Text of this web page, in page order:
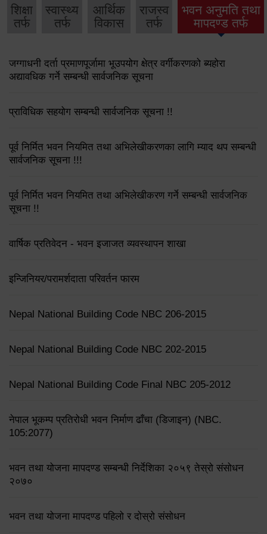
शिक्षा
तर्फ
स्वास्थ्य
तर्फ
आर्थिक
विकास
राजस्व
तर्फ
भवन अनुमति तथा
मापदण्ड तर्फ
जग्गाधनी दर्ता प्रमाणपूर्जामा भूउपयोग क्षेत्र वर्गीकरणको ब्यहोरा
अद्यावधिक गर्ने सम्बन्धी सार्वजनिक सूचना
प्राविधिक सहयोग सम्बन्धी सार्वजनिक सूचना !!
पूर्व निर्मित भवन नियमित तथा अभिलेखीकरणका लागि म्याद थप सम्बन्धी
सार्वजनिक सूचना !!!
पूर्व निर्मित भवन नियमित तथा अभिलेखीकरण गर्ने सम्बन्धी सार्वजनिक
सूचना !!
वार्षिक प्रतिवेदन - भवन इजाजत व्यवस्थापन शाखा
इन्जिनियर/परामर्शदाता परिवर्तन फारम
Nepal National Building Code NBC 206-2015
Nepal National Building Code NBC 202-2015
Nepal National Building Code Final NBC 205-2012
नेपाल भूकम्प प्रतिरोधी भवन निर्माण ढाँचा (डिजाइन) (NBC.
105:2077)
भवन तथा योजना मापदण्ड सम्बन्धी निर्देशिका २०५९ तेस्रो संसोधन
२०७०
भवन तथा योजना मापदण्ड पहिलो र दोस्रो संसोधन